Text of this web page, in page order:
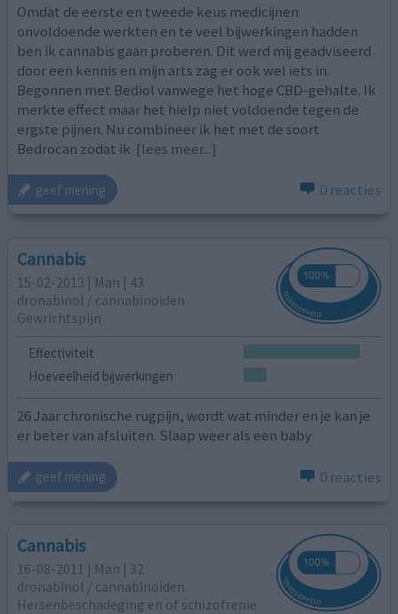
Omdat de eerste en tweede keus medicijnen
onvoldoende werkten en te veel bijwerkingen hadden
ben ik cannabis gaan proberen. Dit werd mij geadviseerd
door een kennis en mijn arts zag er ook wel iets in.
Begonnen met Bediol vanwege het hoge CBD-gehalte. Ik
merkte effect maar het hielp niet voldoende tegen de
ergste pijnen. Nu combineer ik het met de soort
Bedrocan zodat ik [lees meer...]
geef mening 0 reacties
Cannabis
15-02-2013 | Man | 43
dronabinol / cannabinoiden
Gewrichtspijn
Effectiviteit
Hoeveelheid bijwerkingen
26 Jaar chronische rugpijn, wordt wat minder en je kan je
er beter van afsluiten. Slaap weer als een baby
geef mening 0 reacties
Cannabis
16-08-2011 | Man | 32
dronabinol / cannabinoiden
Hersenbeschadeging en of schizofrenie